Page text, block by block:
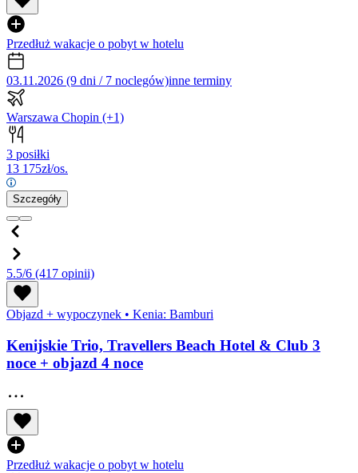
Przedłuż wakacje o pobyt w hotelu
03.11.2026 (9 dni / 7 noclegów)inne terminy
Warszawa Chopin (+1)
3 posiłki
13 175zł/os.
Szczegóły
5.5/6 (417 opinii)
Objazd + wypoczynek • Kenia: Bamburi
Kenijskie Trio, Travellers Beach Hotel & Club 3
noce + objazd 4 noce
Przedłuż wakacje o pobyt w hotelu